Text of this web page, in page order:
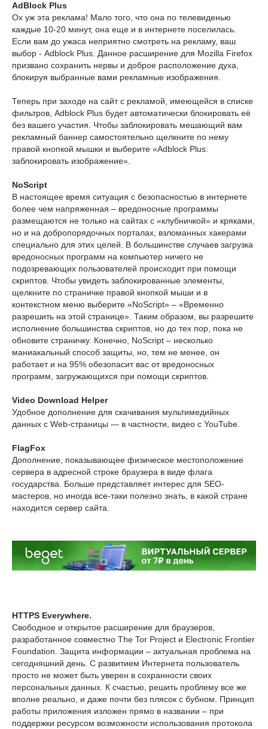
AdBlock Plus
Ох уж эта реклама! Мало того, что она по телевиденью
каждые 10-20 минут, она еще и в интернете поселилась.
Если вам до ужаса неприятно смотреть на рекламу, ваш
выбор - Adblock Plus. Данное расширение для Mozilla Firefox
призвано сохранить нервы и доброе расположение духа,
блокируя выбранные вами рекламные изображения.
Теперь при заходе на сайт с рекламой, имеющейся в списке
фильтров, Adblock Plus будет автоматически блокировать её
без вашего участия. Чтобы заблокировать мешающий вам
рекламный баннер самостоятельно щелкните по нему
правой кнопкой мышки и выберите «Adblock Plus:
заблокировать изображение».
NoScript
В настоящее время ситуация с безопасностью в интернете
более чем напряженная – вредоносные программы
размещаются не только на сайтах с «клубничкой» и кряками,
но и на добропорядочных порталах, взломанных хакерами
специально для этих целей. В большинстве случаев загрузка
вредоносных программ на компьютер ничего не
подозревающих пользователей происходит при помощи
скриптов. Чтобы увидеть заблокированные элементы,
щелкните по страничке правой кнопкой мыши и в
контекстном меню выберите «NoScript» – «Временно
разрешить на этой странице». Таким образом, вы разрешите
исполнение большинства скриптов, но до тех пор, пока не
обновите страничку. Конечно, NoScript – несколько
маниакальный способ защиты, но, тем не менее, он
работает и на 95% обезопасит вас от вредоносных
программ, загружающихся при помощи скриптов.
Video Download Helper
Удобное дополнение для скачивания мультимедийных
данных с Web-страницы — в частности, видео с YouTube.
FlagFox
Дополнение, показывающее физическое местоположение
сервера в адресной строке браузера в виде флага
государства. Больше представляет интерес для SEO-
мастеров, но иногда все-таки полезно знать, в какой стране
находится сервер сайта.
HTTPS Everywhere.
Свободное и открытое расширение для браузеров,
разработанное совместно The Tor Project и Electronic Frontier
Foundation. Защита информации – актуальная проблема на
сегодняшний день. С развитием Интернета пользователь
просто не может быть уверен в сохранности своих
персональных данных. К счастью, решить проблему все же
вполне реально, и даже почти без плясок с бубном. Принцип
работы приложения изложен прямо в названии – при
поддержки ресурсом возможности использования протокола